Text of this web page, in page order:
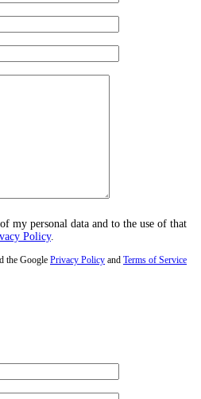
my personal data and to the use of that
Policy.
the Google Privacy Policy and Terms of Service